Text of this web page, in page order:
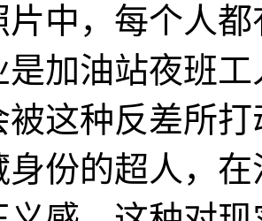
片中，每个人
是加油站夜班
被这种反差所
身份的超人，